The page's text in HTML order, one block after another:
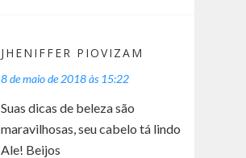
JHENIFFER PIOVIZAM
8 de maio de 2018 às 15:22
Suas dicas de beleza são
maravilhosas, seu cabelo tá lindo
Ale! Beijos